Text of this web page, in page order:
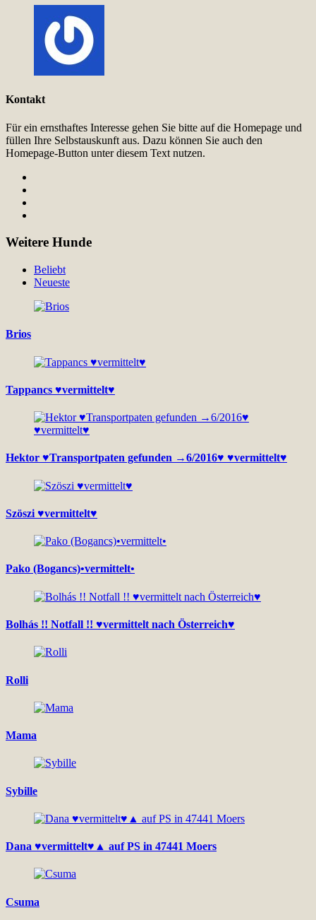
Kontakt
Für ein ernsthaftes Interesse gehen Sie bitte auf die Homepage und
füllen Ihre Selbstauskunft aus. Dazu können Sie auch den
Homepage-Button unter diesem Text nutzen.
Weitere Hunde
Beliebt
Neueste
Brios
Tappancs ♥vermittelt♥
Hektor ♥Transportpaten gefunden →6/2016♥ ♥vermittelt♥
Szöszi ♥vermittelt♥
Pako (Bogancs)•vermittelt•
Bolhás !! Notfall !! ♥vermittelt nach Österreich♥
Rolli
Mama
Sybille
Dana ♥vermittelt♥▲ auf PS in 47441 Moers
Csuma